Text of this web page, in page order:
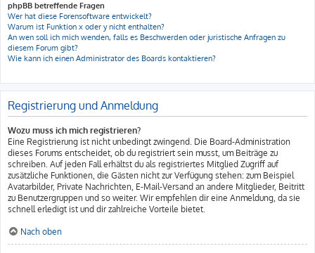
phpBB betreffende Fragen
Wer hat diese Forensoftware entwickelt?
Warum ist Funktion x oder y nicht enthalten?
An wen soll ich mich wenden, falls es Beschwerden oder juristische Anfragen zu
diesem Forum gibt?
Wie kann ich einen Administrator des Boards kontaktieren?
Registrierung und Anmeldung
Wozu muss ich mich registrieren?
Eine Registrierung ist nicht unbedingt zwingend. Die Board-Administration
dieses Forums entscheidet, ob du registriert sein musst, um Beiträge zu
schreiben. Auf jeden Fall erhältst du als registriertes Mitglied Zugriff auf
zusätzliche Funktionen, die Gästen nicht zur Verfügung stehen: zum Beispiel
Avatarbilder, Private Nachrichten, E-Mail-Versand an andere Mitglieder, Beitritt
zu Benutzergruppen und so weiter. Wir empfehlen dir eine Anmeldung, da sie
schnell erledigt ist und dir zahlreiche Vorteile bietet.
Nach oben